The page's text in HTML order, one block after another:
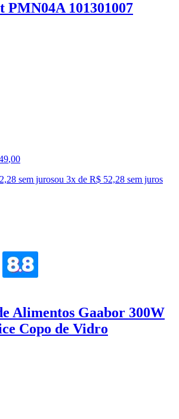
PMN04A 101301007
,00
sem jurosou 3x de R$ 52,28 sem juros
Alimentos Gaabor 300W
Copo de Vidro